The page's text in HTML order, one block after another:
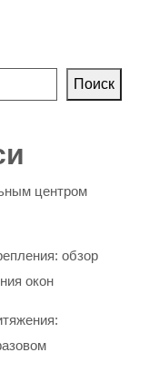
Поиск
центром
обзор
окон